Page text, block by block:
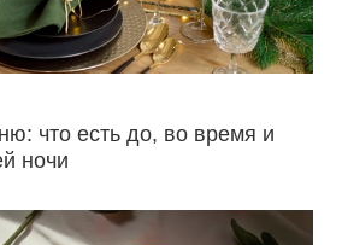
что есть до, во время и
ночи